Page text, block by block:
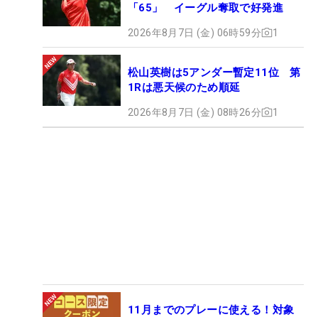
「65」 イーグル奪取で好発進
2026年8月7日 (金) 06時59分 1
松山英樹は5アンダー暫定11位 第
1Rは悪天候のため順延
2026年8月7日 (金) 08時26分 1
11月までのプレーに使える！対象